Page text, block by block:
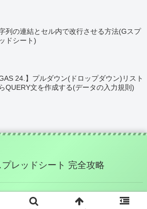
列の連結とセル内で改行させる方法(Gスプ
ドシート)
GAS 24.】プルダウン(ドロップダウン)リスト
QUERY文を作成する(データの入力規則)
レッドシート 完全攻略
スプレッドシート 完全攻略.